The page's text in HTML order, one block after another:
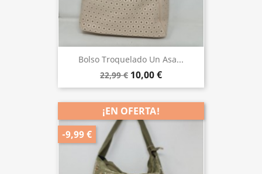
Bolso Troquelado Un Asa...
22,99 € 10,00 €
¡EN OFERTA!
-9,99 €